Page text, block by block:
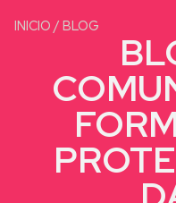
INICIO / BLOG